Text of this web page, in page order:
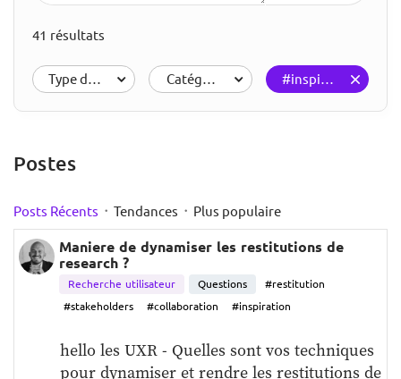
41 résultats
Type de résultats Catégories #inspiration
Postes
Posts Récents · Tendances · Plus populaire
Maniere de dynamiser les restitutions de
research ?
Recherche utilisateur Questions
#restitution
#stakeholders
#collaboration #inspiration
hello les UXR - Quelles sont vos techniques
pour dynamiser et rendre les restitutions de